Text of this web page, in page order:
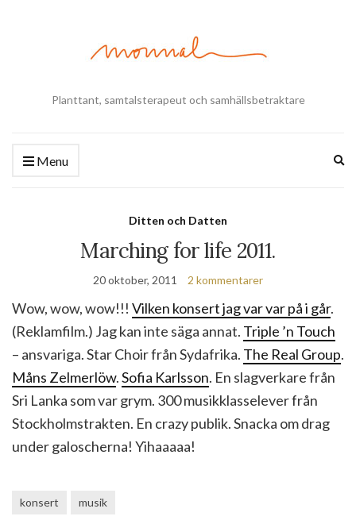
Planttant, samtalsterapeut och samhällsbetraktare
Menu
Ditten och Datten
Marching for life 2011.
20 oktober, 2011 2 kommentarer
Wow, wow, wow!!! Vilken konsert jag var var på i går.
(Reklamfilm.) Jag kan inte säga annat. Triple ’n Touch
– ansvariga. Star Choir från Sydafrika. The Real Group.
Måns Zelmerlöw.Sofia Karlsson. En slagverkare från
Sri Lanka som var grym. 300 musikklasselever från
Stockholmstrakten. En crazy publik. Snacka om drag
under galoscherna! Yihaaaaa!
konsert musik